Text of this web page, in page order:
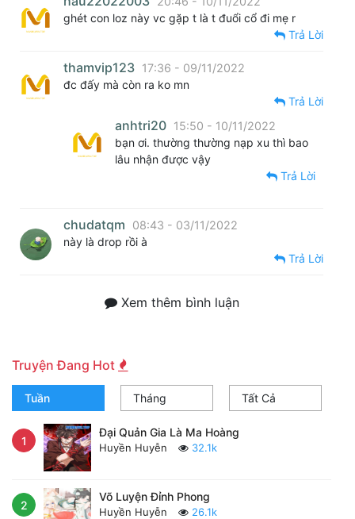
ghét con loz này vc gặp t là t đuổi cổ đi mẹ r
Trả Lời
thamvip123 17:36 - 09/11/2022
đc đấy mà còn ra ko mn
Trả Lời
anhtri20 15:50 - 10/11/2022
bạn ơi. thường thường nạp xu thì bao
lâu nhận được vậy
Trả Lời
chudatqm
08:43 - 03/11/2022
này là drop rồi à
Trả Lời
Xem thêm bình luận
Truyện Đang Hot
Tuần Tháng Tất Cả
1
Đại Quản Gia Là Ma Hoàng
Huyền Huyễn 32.1k
2
Võ Luyện Đỉnh Phong
Huyền Huyễn 26.1k